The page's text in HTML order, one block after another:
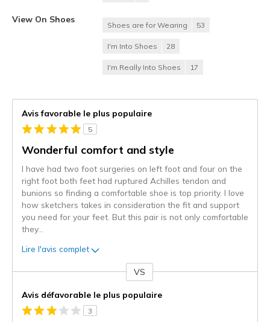
View On Shoes
Shoes are for Wearing 53
I'm Into Shoes 28
I'm Really Into Shoes 17
Avis favorable le plus populaire
5
Wonderful comfort and style
I have had two foot surgeries on left foot and four on the
right foot both feet had ruptured Achilles tendon and
bunions so finding a comfortable shoe is top priority. I love
how sketchers takes in consideration the fit and support
you need for your feet. But this pair is not only comfortable
they...
Lire l'avis complet
projecteur
sur
VS
Avis défavorable le plus populaire
3